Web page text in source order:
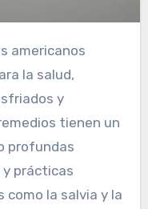
la salud,
y
tienen un
profundas
y prácticas
como la salvia y la